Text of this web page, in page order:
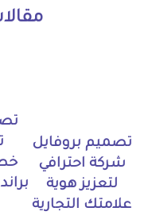
تصميم بروفايل
شركة احترافي
لتعزيز هوية
علامتك التجارية